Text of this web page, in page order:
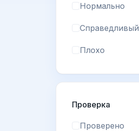
Нормально
Справедливый
Плохо
Проверка
Проверено